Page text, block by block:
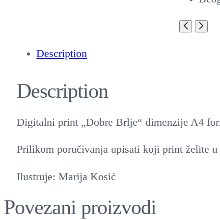
Description
Description
Digitalni print „Dobre Brlje“ dimenzije A4
Prilikom poručivanja upisati koji print želite
Ilustruje: Marija Kosić
Povezani proizvodi